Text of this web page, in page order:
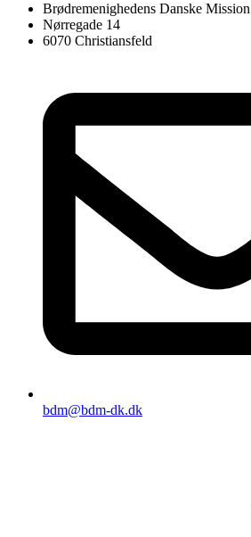
Brødremenighedens Danske Mission
Nørregade 14
6070 Christiansfeld
bdm@bdm-dk.dk